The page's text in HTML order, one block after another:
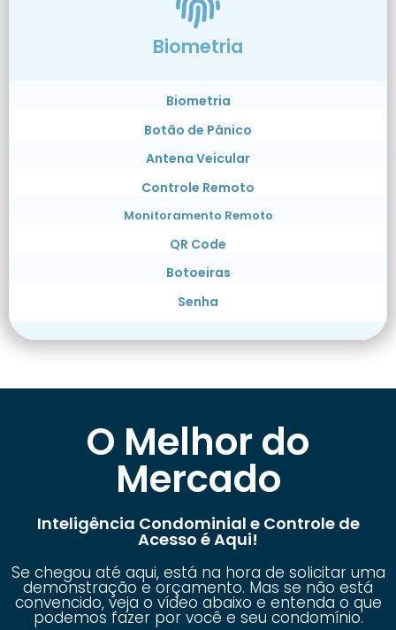
Biometria
Biometria
Botão de Pânico
Antena Veicular
Controle Remoto
Monitoramento Remoto
QR Code
Botoeiras
Senha
O Melhor do
Mercado
Inteligência Condominial e Controle de
Acesso é Aqui!
Se chegou até aqui, está na hora de solicitar uma
demonstração e orçamento. Mas se não está
convencido, veja o vídeo abaixo e entenda o que
podemos fazer por você e seu condomínio.